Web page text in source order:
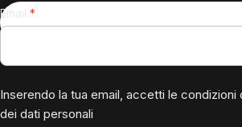
Email
Inserendo la tua email, accetti le condizioni
dei dati personali